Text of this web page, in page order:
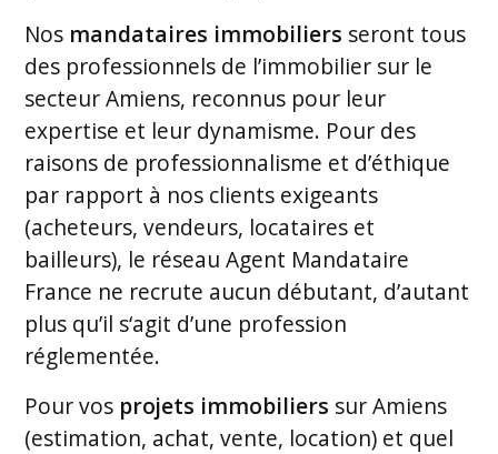
Nos mandataires immobiliers seront tous
des professionnels de l’immobilier sur le
secteur Amiens, reconnus pour leur
expertise et leur dynamisme. Pour des
raisons de professionnalisme et d’éthique
par rapport à nos clients exigeants
(acheteurs, vendeurs, locataires et
bailleurs), le réseau Agent Mandataire
France ne recrute aucun débutant, d’autant
plus qu’il s‘agit d’une profession
réglementée.
Pour vos projets immobiliers sur Amiens
(estimation, achat, vente, location) et quel